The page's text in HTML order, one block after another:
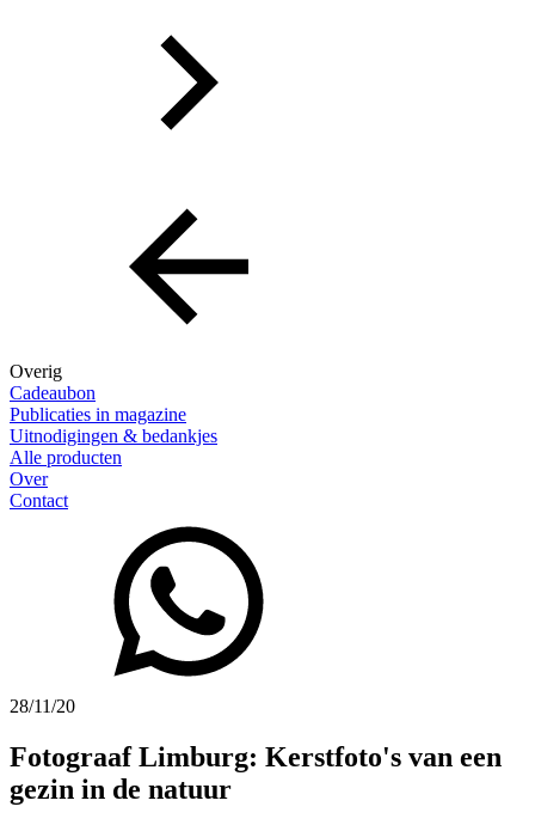
Overig
Cadeaubon
Publicaties in magazine
Uitnodigingen & bedankjes
Alle producten
Over
Contact
28/11/20
Fotograaf Limburg: Kerstfoto's van een
gezin in de natuur